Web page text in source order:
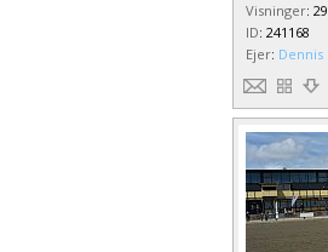
Visninger: 29
ID: 241168
Ejer: